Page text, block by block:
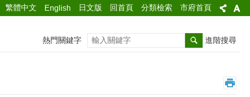
繁體中文 English 日文版 回首頁 分類檢索 市府首頁
熱門關鍵字 搜尋 進階搜尋